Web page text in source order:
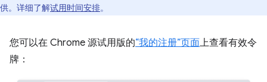
供。详细了解试用时间安排。
您可以在 Chrome 源试用版的“我的注册”页面上查看有效令
牌：